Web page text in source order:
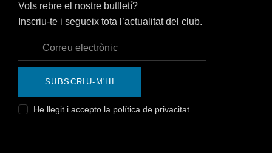
Vols rebre el nostre butlletí?
Inscriu-te i segueix tota l’actualitat del club.
SUBSCRIU-M'HI
He llegit i accepto la política de privacitat